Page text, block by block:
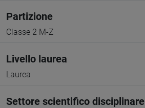
Partizione
Classe 2 M-Z
Livello laurea
Laurea
Settore scientifico disciplinare